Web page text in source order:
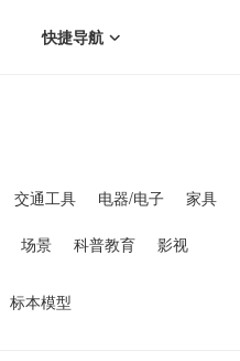
快捷导航
交通工具 电器/电子 家具
场景 科普教育 影视
标本模型